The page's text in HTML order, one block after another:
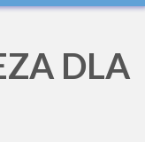
DLA